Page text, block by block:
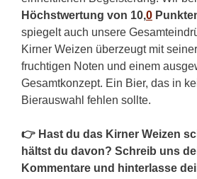
Höchstwertung von 10,0
spiegelt auch unsere
Kirner Weizen überzeugt mit
fruchtigen Noten und einem
Gesamtkonzept. Ein Bier, das in
Bierauswahl fehlen sollte.
👉 Hast du das Kirner Weizen
hältst du davon? Schreib uns
Kommentare und hinterlasse